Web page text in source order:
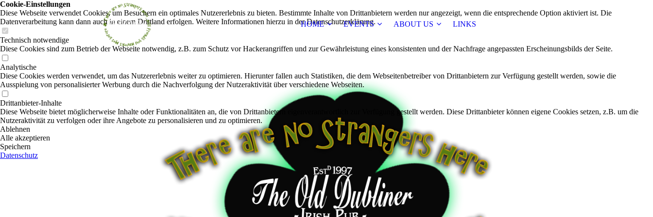
HOME EVENTS ABOUT US LINKS
Cookie-Einstellungen
Diese Webseite verwendet Cookies, um Besuchern ein optimales Nutzererlebnis zu bieten. Bestimmte Inhalte von Drittanbietern werden nur angezeigt, wenn die entsprechende Option aktiviert ist. Die
Datenverarbeitung kann dann auch in einem Drittland erfolgen. Weitere Informationen hierzu in der Datenschutzerklärung.
Technisch notwendige
Diese Cookies sind zum Betrieb der Webseite notwendig, z.B. zum Schutz vor Hackerangriffen und zur Gewährleistung eines konsistenten und der Nachfrage angepassten Erscheinungsbilds der Seite.
Analytische
Diese Cookies werden verwendet, um das Nutzererlebnis weiter zu optimieren. Hierunter fallen auch Statistiken, die dem Webseitenbetreiber von Drittanbietern zur Verfügung gestellt werden, sowie die
Ausspielung von personalisierter Werbung durch die Nachverfolgung der Nutzeraktivität über verschiedene Webseiten.
Drittanbieter-Inhalte
Diese Webseite bietet möglicherweise Inhalte oder Funktionalitäten an, die von Drittanbietern eigenverantwortlich zur Verfügung gestellt werden. Diese Drittanbieter können eigene Cookies setzen, z.B. um die
Nutzeraktivität zu verfolgen oder ihre Angebote zu personalisieren und zu optimieren.
Ablehnen
Alle akzeptieren
Speichern
Datenschutz